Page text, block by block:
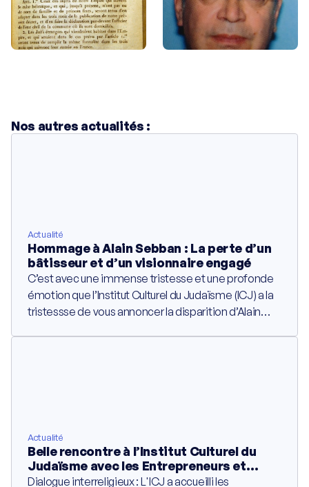
Vocation & mission
Ambassadeurs
Développement
Faire un don
Nos autres actualités :
Actualité
Hommage à Alain Sebban : La perte d’un
bâtisseur et d’un visionnaire engagé
C’est avec une immense tristesse et une profonde
émotion que l’Institut Culturel du Judaïsme (ICJ) a la
tristessse de vous annoncer la disparition d’Alain
Actualité
Belle rencontre à l’Institut Culturel du
Judaïsme avec les Entrepreneurs et
Dirigeants Chrétiens
Dialogue interreligieux : L'ICJ a accueilli les